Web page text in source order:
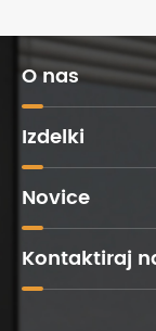
pisarniški
mizi?
O nas
Izdelki
Novice
Kontaktiraj